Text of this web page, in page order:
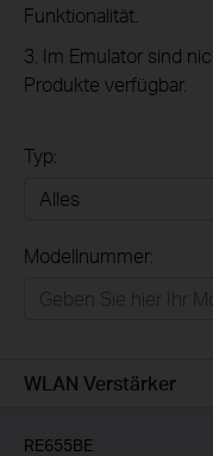
Funktionalität.
3. Im Emulator sind
Produkte verfügbar.
Typ:
Businessanwender
Modellnummer:
WLAN Verstärker
RE655BE